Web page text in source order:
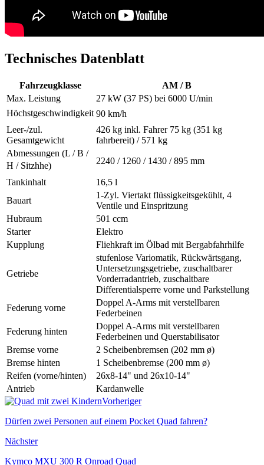
Technisches Datenblatt
Fahrzeugklasse
AM / B
Max. Leistung
27 kW (37 PS) bei 6000 U/min
Höchstgeschwindigkeit 90 km/h
Leer-/zul.
Gesamtgewicht
426 kg inkl. Fahrer 75 kg (351 kg
fahrbereit) / 571 kg
Abmessungen (L / B /
H / Sitzhhe)
2240 / 1260 / 1430 / 895 mm
Tankinhalt
16,5 l
Bauart
1-Zyl. Viertakt flüssigkeitsgekühlt, 4
Ventile und Einspritzung
Hubraum
501 ccm
Starter
Elektro
Kupplung
Fliehkraft im Ölbad mit Bergabfahrhilfe
Getriebe
stufenlose Variomatik, Rückwärtsgang,
Untersetzungsgetriebe, zuschaltbarer
Vorderradantrieb, zuschaltbare
Differentialsperre vorne und Parkstellung
Federung vorne
Doppel A-Arms mit verstellbaren
Federbeinen
Federung hinten
Doppel A-Arms mit verstellbaren
Federbeinen und Querstabilisator
Bremse vorne
2 Scheibenbremsen (202 mm ø)
Bremse hinten
1 Scheibenbremse (200 mm ø)
Reifen (vorne/hinten)
26x8-14" und 26x10-14"
Antrieb
Kardanwelle
Vorheriger
Dürfen zwei Personen auf einem Pocket Quad fahren?
Nächster
Kymco MXU 300 R Onroad Quad